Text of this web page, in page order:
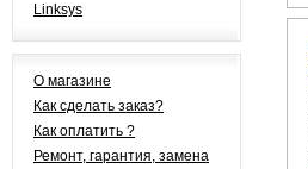
Linksys
О магазине
Как сделать заказ?
Как оплатить ?
Ремонт, гарантия, замена